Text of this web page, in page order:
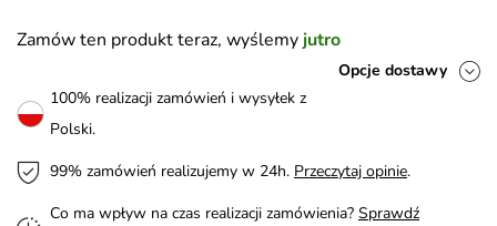
Zamów ten produkt teraz, wyślemy jutro
Opcje dostawy
100% realizacji zamówień i wysyłek z
Polski.
99% zamówień realizujemy w 24h. Przeczytaj opinie.
Co ma wpływ na czas realizacji zamówienia? Sprawdź